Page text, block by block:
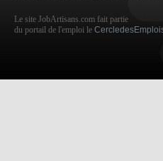
Le site JobArtisans.com fait partie
du portail de l'emploi le